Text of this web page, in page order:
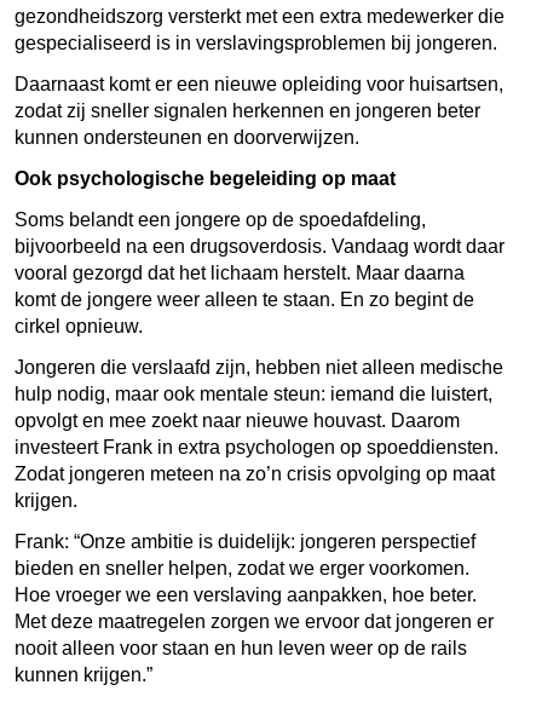
gezondheidszorg versterkt met een extra medewerker die
gespecialiseerd is in verslavingsproblemen bij jongeren.
Daarnaast komt er een nieuwe opleiding voor huisartsen,
zodat zij sneller signalen herkennen en jongeren beter
kunnen ondersteunen en doorverwijzen.
Ook psychologische begeleiding op maat
Soms belandt een jongere op de spoedafdeling,
bijvoorbeeld na een drugsoverdosis. Vandaag wordt daar
vooral gezorgd dat het lichaam herstelt. Maar daarna
komt de jongere weer alleen te staan. En zo begint de
cirkel opnieuw.
Jongeren die verslaafd zijn, hebben niet alleen medische
hulp nodig, maar ook mentale steun: iemand die luistert,
opvolgt en mee zoekt naar nieuwe houvast. Daarom
investeert Frank in extra psychologen op spoeddiensten.
Zodat jongeren meteen na zo’n crisis opvolging op maat
krijgen.
Frank: “Onze ambitie is duidelijk: jongeren perspectief
bieden en sneller helpen, zodat we erger voorkomen.
Hoe vroeger we een verslaving aanpakken, hoe beter.
Met deze maatregelen zorgen we ervoor dat jongeren er
nooit alleen voor staan en hun leven weer op de rails
kunnen krijgen.”